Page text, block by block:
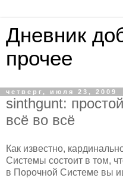
Дневник
прочее
четверг, июля 23, 2009
sinthgunt:
всё во всё
Как известно,
Системы состоит в том,
в Порочной Системе вы